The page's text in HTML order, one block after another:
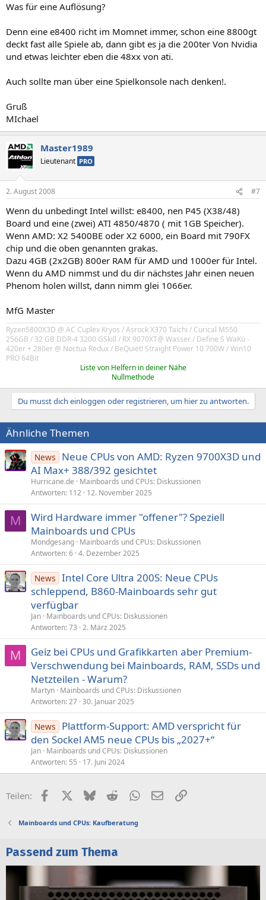
Was für eine Auflösung?
Denn eine e8400 richt im Momnet immer, schon eine 8800gt
deckt fast alle Spiele ab, dann gibt es ja die 200ter Von Nvidia
und etwas leichter eben die 48xx von ati.
Auch sollte man über eine Spielkonsole nach denken!.
Gruß
MIchael
Master1989
Lieutenant PRO
2. August 2008 #7
Wenn du unbedingt Intel willst: e8400, nen P45 (X38/48)
Board und eine (zwei) ATI 4850/4870 ( mit 1GB Speicher).
Wenn AMD: X2 5400BE oder X2 6000, ein Board mit 790FX
chip und die oben genannten grakas.
Dazu 4GB (2x2GB) 800er RAM für AMD und 1000er für Intel.
Wenn du AMD nimmst und du dir nächstes Jahr einen neuen
Phenom holen willst, dann nimm glei 1066er.
MfG Master
Ryzen5800X3D @ AC Cuplex Kryos / Asrock X370 Taichi / Curical M550
256GB / 32 GB DDR-4 3200 GSkill / RX 9070XT@ Wasser / Define S WaKü -
420er + 280er @ Noctua Redux / BeQuiet! Straight Power 10 700W / Win10
PRO 64Bit
Liste von Helfern in deiner Nähe
Nullmethode
Du musst dich einloggen oder registrieren, um hier zu antworten.
Ähnliche Themen
News
Neue CPUs von AMD: Ryzen 9700X3D und
AI Max+ 388/392 gesichtet
Hurricane.de
Mainboards und CPUs: Diskussionen
Antworten 112 12. November 2025
M
Wird Hardware immer "offener"? Speziell
Mainboards und CPUs
Mondgesang Mainboards und CPUs: Diskussionen
Antworten 6 4. Dezember 2025
News Intel Core Ultra 200S: Neue CPUs
schleppend, B860-Mainboards sehr gut
verfügbar
Jan Mainboards und CPUs: Diskussionen
Antworten 73 2. März 2025
M
Geiz bei CPUs und Grafikkarten aber Premium-
Verschwendung bei Mainboards, RAM, SSDs und
Netzteilen - Warum?
Martyn Mainboards und CPUs: Diskussionen
Antworten 27 30. Januar 2025
News
Plattform-Support: AMD verspricht für
den Sockel AM5 neue CPUs bis „2027+“
Jan Mainboards und CPUs: Diskussionen
Antworten 55 17. Juni 2024
Teilen: FacebookX (Twitter)
BlueskyRedditWhatsApp
E-MailLink
Mainboards und CPUs: Kaufberatung
Passend zum Thema